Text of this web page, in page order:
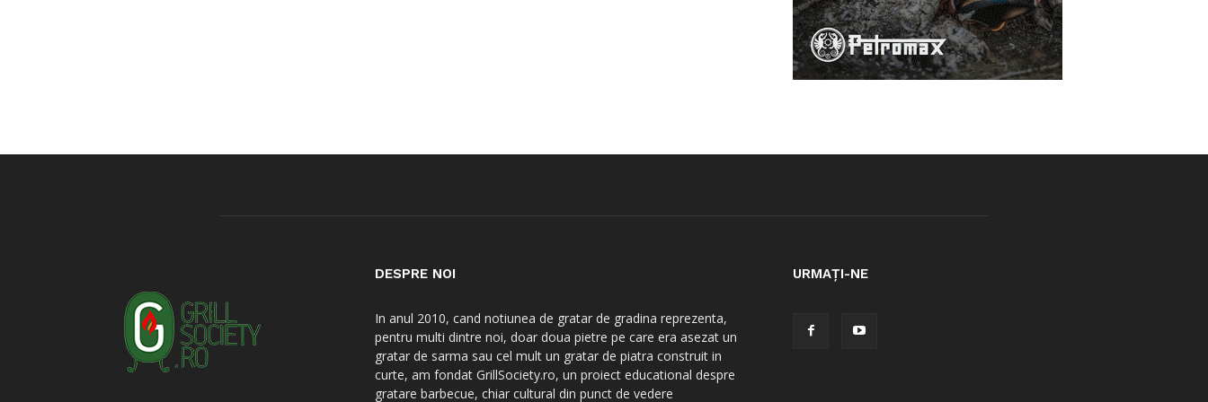
DESPRE NOI
In anul 2010, cand notiunea de gratar de gradina reprezenta,
pentru multi dintre noi, doar doua pietre pe care era asezat un
gratar de sarma sau cel mult un gratar de piatra construit in
curte, am fondat GrillSociety.ro, un proiect educational despre
gratare barbecue, chiar cultural din punct de vedere
URMAȚI-NE